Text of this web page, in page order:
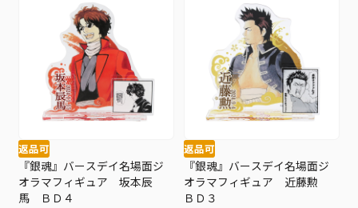
返品可
『銀魂』バースデイ名場面ジ
オラマフィギュア 坂本辰
馬 ＢＤ４
返品可
『銀魂』バースデイ名場面ジ
オラマフィギュア 近藤勲
ＢＤ３